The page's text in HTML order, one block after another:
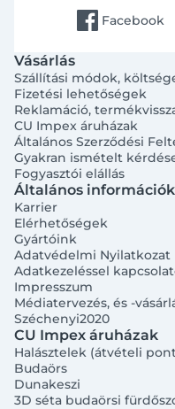
facebook Facebook
Vásárlás
Szállítási módok,
Fizetési lehetőségek
Reklamáció,
CU Impex áruházak
Általános Szerződési
Gyakran ismételt
Fogyasztói elállás
Általános információk
Karrier
Elérhetőségek
Gyártóink
Adatvédelmi Nyilatkozat
Adatkezeléssel
Impresszum
Médiatervezés, és -
Széchenyi2020
CU Impex áruházak
Halásztelek (átvételi
Budaörs
Dunakeszi
3D séta budaörsi